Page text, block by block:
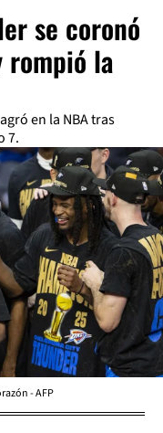
se coronó
rompió la
en la NBA tras
7.
- AFP